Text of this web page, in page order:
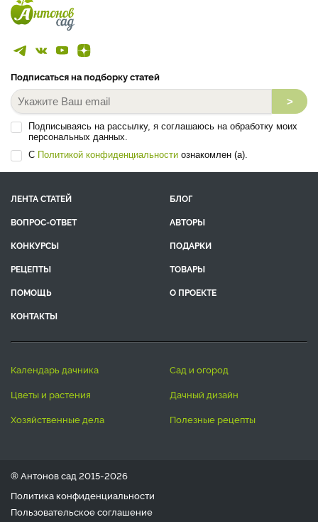
Подписаться на подборку статей
>
Подписываясь на рассылку, я соглашаюсь на обработку моих
персональных данных.
С Политикой конфиденциальности ознакомлен (а).
ЛЕНТА СТАТЕЙ
БЛОГ
ВОПРОС-ОТВЕТ
АВТОРЫ
КОНКУРСЫ
ПОДАРКИ
РЕЦЕПТЫ
ТОВАРЫ
ПОМОЩЬ
О ПРОЕКТЕ
КОНТАКТЫ
календарь дачника
сад и огород
цветы и растения
дачный дизайн
хозяйственные дела
полезные рецепты
® Антонов сад 2015-2026
Политика конфиденциальности
Пользовательское соглашение